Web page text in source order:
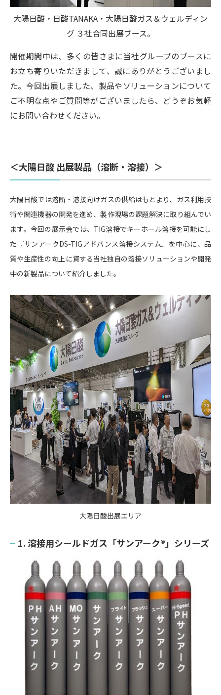
大陽日酸・日酸TANAKA・大陽日酸ガス＆ウェルディン
グ ３社合同出展ブース。
開催期間中は、多くの皆さまに当社グループのブースに
お立ち寄りいただきまして、誠にありがとうございまし
た。今回出展しました、製品やソリューションについて
ご不明な点やご質問等がございましたら、どうぞお気軽
にお問い合わせください。
＜大陽日酸 出展製品（溶断・溶接）＞
大陽日酸では溶断・溶接向けガスの供給はもとより、ガス利用技
術や関連機器の開発を進め、製作現場の課題解決に取り組んでい
ます。今回の展示会では、TIG溶接でキーホール溶接を可能にし
た『サンアークDS-TIGアドバンス溶接システム』を中心に、品
質や生産性の向上に資する当社独自の溶接ソリューションや開発
中の新製品について紹介しました。
大陽日酸出展エリア
1. 溶接用シールドガス「サンアーク®」シリーズ